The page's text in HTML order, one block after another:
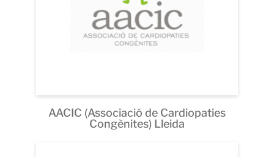
AACIC (Associació de Cardiopaties
Congènites) Lleida